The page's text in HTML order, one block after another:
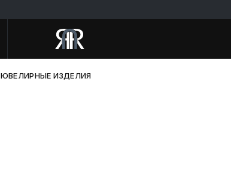
ЮВЕЛИРНЫЕ ИЗДЕЛИЯ